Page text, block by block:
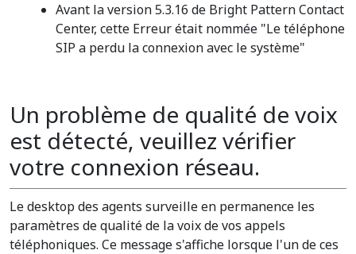
Avant la version 5.3.16 de Bright Pattern Contact
Center, cette Erreur était nommée "Le téléphone
SIP a perdu la connexion avec le système"
Un problème de qualité de voix
est détecté, veuillez vérifier
votre connexion réseau.
Le desktop des agents surveille en permanence les
paramètres de qualité de la voix de vos appels
téléphoniques. Ce message s'affiche lorsque l'un de ces